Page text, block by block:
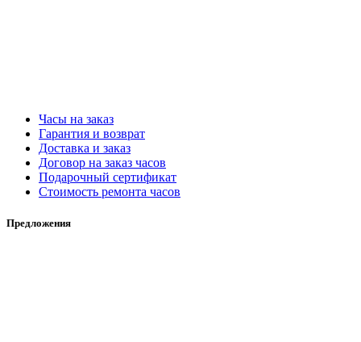
Часы на заказ
Гарантия и возврат
Доставка и заказ
Договор на заказ часов
Подарочный сертификат
Стоимость ремонта часов
Предложения